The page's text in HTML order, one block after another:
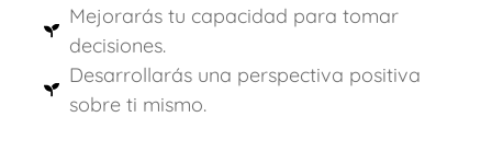
Mejorarás tu capacidad para tomar
decisiones.
Desarrollarás una perspectiva positiva
sobre ti mismo.